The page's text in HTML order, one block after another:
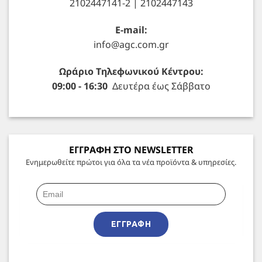
2102447141-2 | 2102447143
E-mail:
info@agc.com.gr
Ωράριο Τηλεφωνικού Κέντρου:
09:00 - 16:30Δευτέρα έως Σάββατο
ΕΓΓΡΑΦΗ ΣΤΟ NEWSLETTER
Ενημερωθείτε πρώτοι για όλα τα νέα προϊόντα & υπηρεσίες.
ΕΓΓΡΑΦΉ